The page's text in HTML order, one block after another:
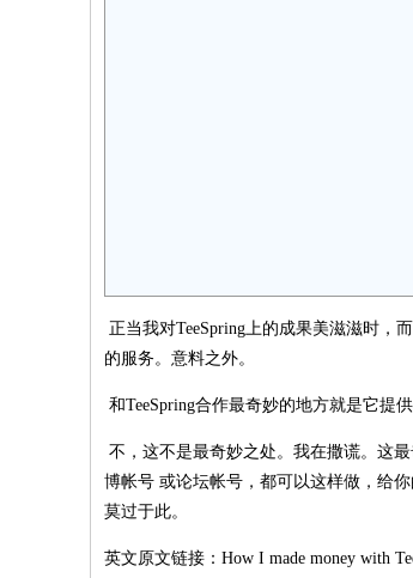
正当我对TeeSpring上的成果美滋滋时，
的服务。意料之外。
和TeeSpring合作最奇妙的地方就是它提
不，这不是最奇妙之处。我在撒谎。这
博帐号 或论坛帐号，都可以这样做，给
莫过于此。
英文原文链接：How I made money with